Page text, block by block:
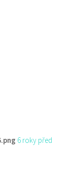
6 roky před